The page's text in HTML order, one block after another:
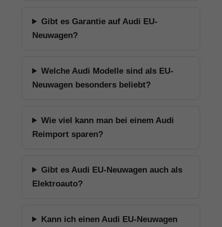
Gibt es Garantie auf Audi EU-
Neuwagen?
Welche Audi Modelle sind als EU-
Neuwagen besonders beliebt?
Wie viel kann man bei einem Audi
Reimport sparen?
Gibt es Audi EU-Neuwagen auch als
Elektroauto?
Kann ich einen Audi EU-Neuwagen